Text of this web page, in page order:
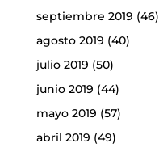
septiembre 2019 (46)
agosto 2019 (40)
julio 2019 (50)
junio 2019 (44)
mayo 2019 (57)
abril 2019 (49)